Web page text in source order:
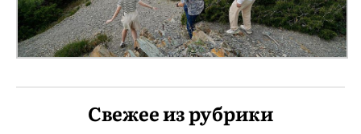
Свежее из рубрики